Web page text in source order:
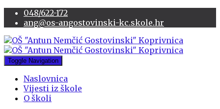
048/622-172
ang@os-angostovinski-kc.skole.hr
Toggle Navigation
Naslovnica
Vijesti iz škole
O školi